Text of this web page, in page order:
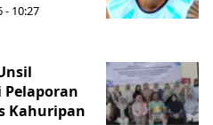
- 10:27
Kahuripan